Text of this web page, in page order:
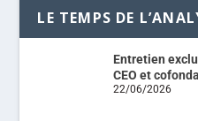
LE TEMPS DE
Entretien
CEO et
22/06/2026